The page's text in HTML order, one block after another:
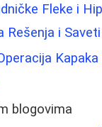
Fleke i
Rešenja i Saveti
blogovima